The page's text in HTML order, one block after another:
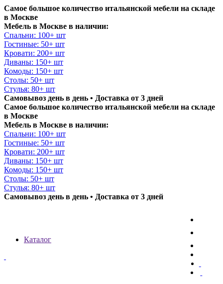
Самое большое количество итальянской мебели на складе
в Москве
Мебель в Москве в наличии:
Спальни: 100+ шт
Гостиные: 50+ шт
Кровати: 200+ шт
Диваны: 150+ шт
Комоды: 150+ шт
Столы: 50+ шт
Стулья: 80+ шт
Самовывоз день в день • Доставка от 3 дней
Самое большое количество итальянской мебели на складе
в Москве
Мебель в Москве в наличии:
Спальни: 100+ шт
Гостиные: 50+ шт
Кровати: 200+ шт
Диваны: 150+ шт
Комоды: 150+ шт
Столы: 50+ шт
Стулья: 80+ шт
Самовывоз день в день • Доставка от 3 дней
Каталог